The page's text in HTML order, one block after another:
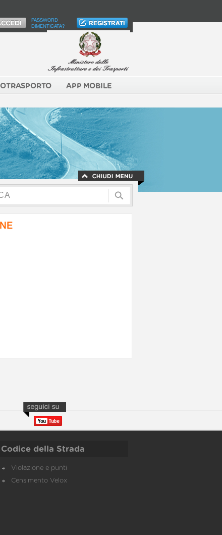
PASSWORD
DIMENTICATA?
APP MOBILE
Codice della Strada
Violazione e punti
Censimento Velox